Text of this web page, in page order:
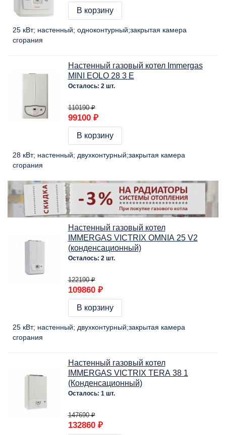
В корзину
25 кВт настенный одноконтурный закрытая камера
сгорания
Настенный газовый котел Immergas
MINI EOLO 28 3 E
Осталось: 2 шт.
110190 ₽
99100 ₽
В корзину
28 кВт настенный двухконтурный закрытая камера
сгорания
Настенный газовый котел
IMMERGAS VICTRIX OMNIA 25 V2
(конденсационный)
Осталось: 2 шт.
122190 ₽
109860 ₽
В корзину
25 кВт настенный двухконтурный закрытая камера
сгорания
Настенный газовый котел
IMMERGAS VICTRIX TERA 38 1
(Конденсационный)
Осталось: 1 шт.
147690 ₽
132860 ₽